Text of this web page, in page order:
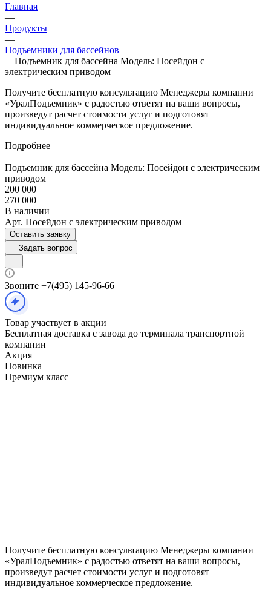
Главная
—
Продукты
—
Подъемники для бассейнов
—Подъемник для бассейна Модель: Посейдон с
электрическим приводом
Получите бесплатную консультацию Менеджеры компании
«УралПодъемник» с радостью ответят на ваши вопросы,
произведут расчет стоимости услуг и подготовят
индивидуальное коммерческое предложение.
Подробнее
Подъемник для бассейна Модель: Посейдон с электрическим
приводом
200 000
270 000
В наличии
Арт. Посейдон с электрическим приводом
Оставить заявку
Задать вопрос
Звоните +7(495) 145-96-66
Товар участвует в акции
Бесплатная доставка с завода до терминала транспортной
компании
Акция
Новинка
Премиум класс
Получите бесплатную консультацию Менеджеры компании
«УралПодъемник» с радостью ответят на ваши вопросы,
произведут расчет стоимости услуг и подготовят
индивидуальное коммерческое предложение.